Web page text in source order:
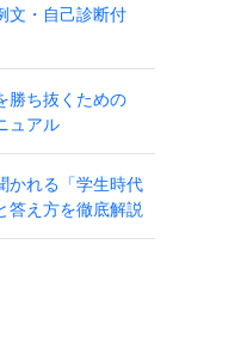
文・自己診断付
勝ち抜くための
ュアル
かれる「学生時代
答え方を徹底解説